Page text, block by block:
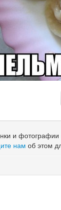
и
нам об этом